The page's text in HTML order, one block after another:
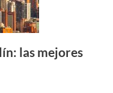
las mejores